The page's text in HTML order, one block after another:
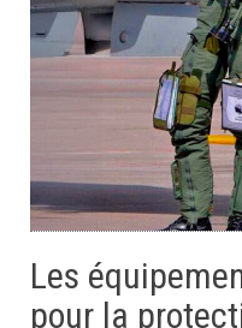
Les
pour la